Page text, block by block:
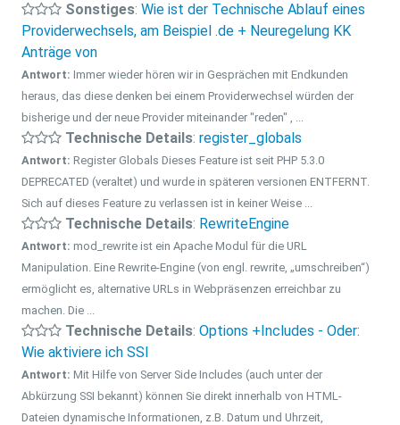
Sonstiges: Wie ist der Technische Ablauf eines
Providerwechsels, am Beispiel .de + Neuregelung KK
Anträge von
Antwort: Immer wieder hören wir in Gesprächen mit Endkunden
heraus, das diese denken bei einem Providerwechsel würden der
bisherige und der neue Provider miteinander "reden" , ...
Technische Details: register_globals
Antwort: Register Globals Dieses Feature ist seit PHP 5.3.0
DEPRECATED (veraltet) und wurde in späteren versionen ENTFERNT.
Sich auf dieses Feature zu verlassen ist in keiner Weise ...
Technische Details: RewriteEngine
Antwort: mod_rewrite ist ein Apache Modul für die URL
Manipulation. Eine Rewrite-Engine (von engl. rewrite, „umschreiben“)
ermöglicht es, alternative URLs in Webpräsenzen erreichbar zu
machen. Die ...
Technische Details: Options +Includes - Oder:
Wie aktiviere ich SSI
Antwort: Mit Hilfe von Server Side Includes (auch unter der
Abkürzung SSI bekannt) können Sie direkt innerhalb von HTML-
Dateien dynamische Informationen, z.B. Datum und Uhrzeit,